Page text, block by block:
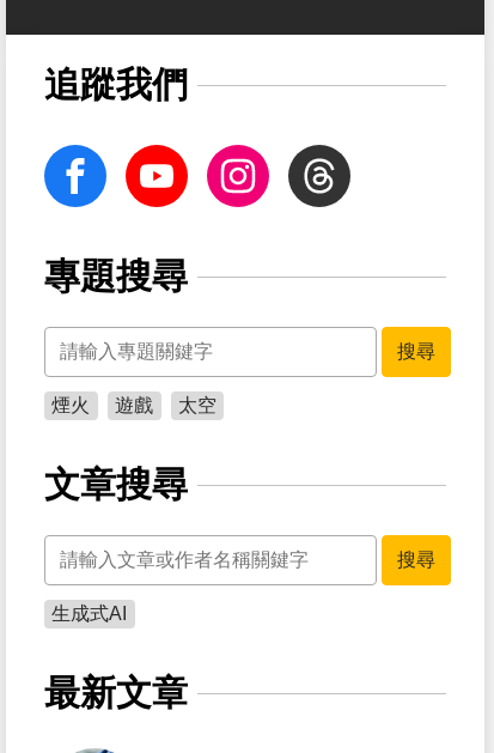
追蹤我們
facebook Youtube InstagramThreads
專題搜尋
關鍵字
搜尋
煙火 遊戲 太空
文章搜尋
關鍵字
搜尋
生成式AI
最新文章